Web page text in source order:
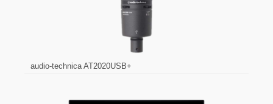
audio-technica AT2020USB+